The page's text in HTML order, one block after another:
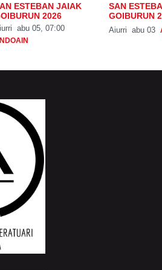
ESTEBAN JAIAK
2026
abu 05, 07:00
SAN
GOIBURUN
Aiurri abu 03